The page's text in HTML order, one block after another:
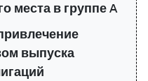
места в группе A
выпуска